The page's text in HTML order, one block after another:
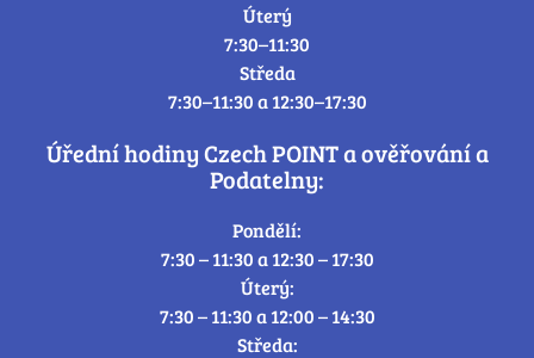
Úterý
7:30–11:30
Středa
7:30–11:30 a 12:30–17:30
Úřední hodiny Czech POINT a ověřování a
Podatelny:
Pondělí:
7:30 – 11:30 a 12:30 – 17:30
Úterý:
7:30 – 11:30 a 12:00 – 14:30
Středa: